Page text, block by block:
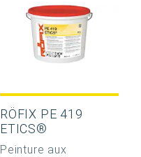
RÖFIX PE 419
ETICS®
Peinture aux